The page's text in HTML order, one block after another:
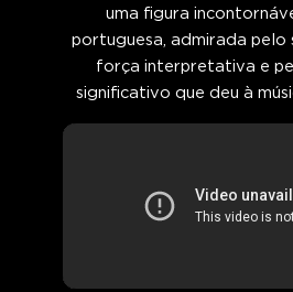
uma figura
portuguesa, admirada pelo
força interpretativa e
significativo que deu à